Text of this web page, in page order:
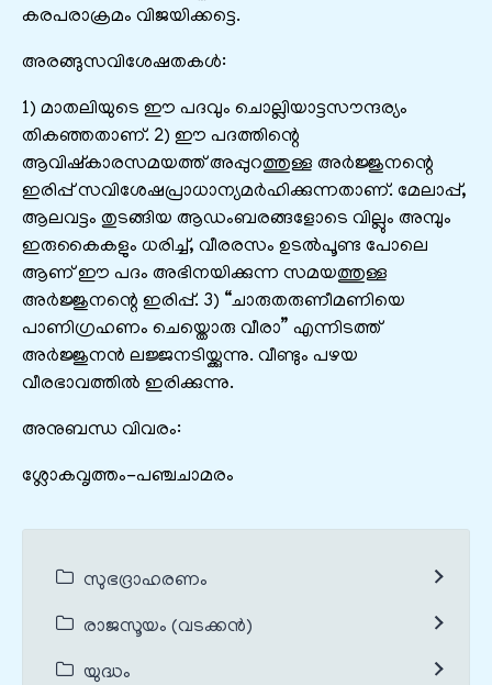
കരപരാക്രമം വിജയിക്കട്ടെ.
അരങ്ങുസവിശേഷതകൾ:
1) മാതലിയുടെ ഈ പദവും ചൊല്ലിയാട്ടസൗന്ദര്യം
തികഞ്ഞതാണ്. 2) ഈ പദത്തിന്റെ
ആവിഷ്കാരസമയത്ത് അപ്പുറത്തുള്ള അർജ്ജുനന്റെ
ഇരിപ്പ് സവിശേഷപ്രാധാന്യമർഹിക്കുന്നതാണ്. മേലാപ്പ്,
ആലവട്ടം തുടങ്ങിയ ആഡംബരങ്ങളോടെ വില്ലും അമ്പും
ഇരുകൈകളും ധരിച്ച്, വീരരസം ഉടൽപൂണ്ട പോലെ
ആണ് ഈ പദം അഭിനയിക്കുന്ന സമയത്തുള്ള
അർജ്ജുനന്റെ ഇരിപ്പ്. 3) “ചാരുതരുണീമണിയെ
പാണിഗ്രഹണം ചെയ്തൊരു വീരാ” എന്നിടത്ത്
അർജ്ജുനൻ ലജ്ജനടിയ്ക്കുന്നു. വീണ്ടും പഴയ
വീരഭാവത്തിൽ ഇരിക്കുന്നു.
അനുബന്ധ വിവരം:
ശ്ലോകവൃത്തം-പഞ്ചചാമരം
സുഭദ്രാഹരണം
രാജസൂയം (വടക്കൻ)
യുദ്ധം